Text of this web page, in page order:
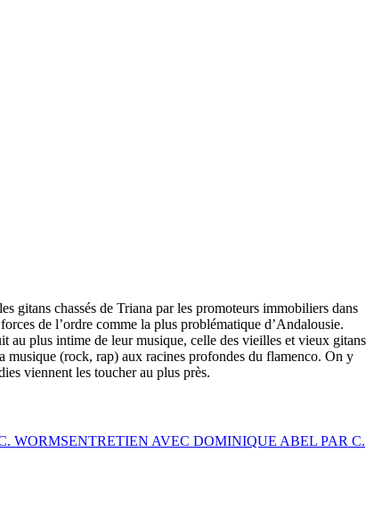
gitans chassés de Triana par les promoteurs immobiliers dans
de l’ordre comme la plus problématique d’Andalousie.
au plus intime de leur musique, celle des vieilles et vieux gitans
musique (rock, rap) aux racines profondes du flamenco. On y
viennent les toucher au plus près.
WORMSENTRETIEN AVEC DOMINIQUE ABEL PAR C.